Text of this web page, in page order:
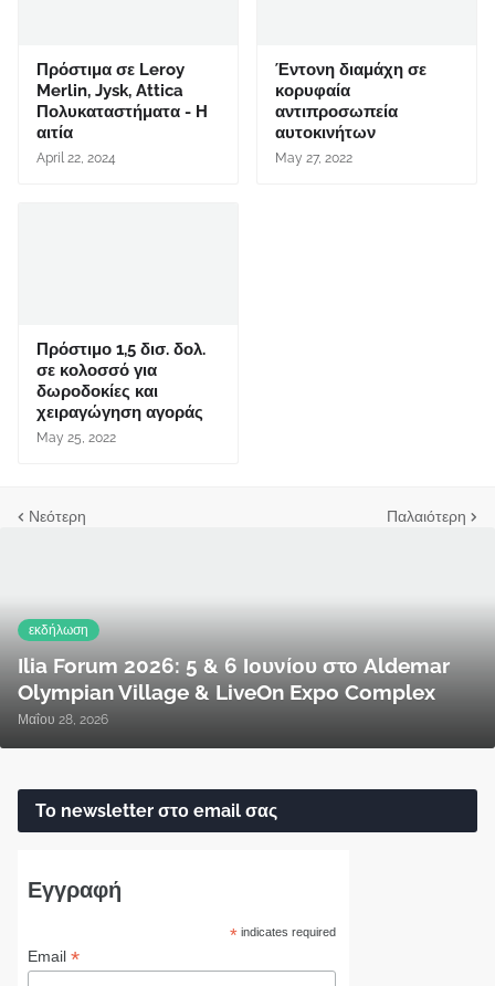
Πρόστιμα σε Leroy
Merlin, Jysk, Attica
Πολυκαταστήματα - Η
αιτία
April 22, 2024
Έντονη διαμάχη σε
κορυφαία
αντιπροσωπεία
αυτοκινήτων
May 27, 2022
Πρόστιμο 1,5 δισ. δολ.
σε κολοσσό για
δωροδοκίες και
χειραγώγηση αγοράς
May 25, 2022
Νεότερη Παλαιότερη
εκδήλωση
Ilia Forum 2026: 5 & 6 Ιουνίου στο Aldemar
Olympian Village & LiveOn Expo Complex
Μαΐου 28, 2026
Το newsletter στο email σας
Εγγραφή
* indicates required
Email *